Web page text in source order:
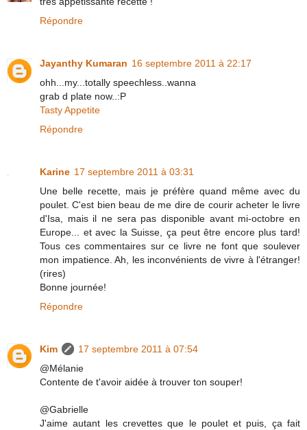
Répondre
Jayanthy Kumaran 16 septembre 2011 à 22:17
ohh...my...totally speechless..wanna
grab d plate now..:P
Tasty Appetite
Répondre
Karine 17 septembre 2011 à 03:31
Une belle recette, mais je préfère quand même avec du
poulet. C'est bien beau de me dire de courir acheter le livre
d'Isa, mais il ne sera pas disponible avant mi-octobre en
Europe... et avec la Suisse, ça peut être encore plus tard!
Tous ces commentaires sur ce livre ne font que soulever
mon impatience. Ah, les inconvénients de vivre à l'étranger!
(rires)
Bonne journée!
Répondre
Kim
17 septembre 2011 à 07:54
@Mélanie
Contente de t'avoir aidée à trouver ton souper!
@Gabrielle
J'aime autant les crevettes que le poulet et puis, ça fait